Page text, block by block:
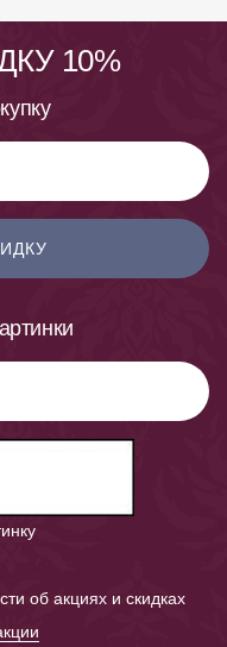
10%
об акциях и скидках